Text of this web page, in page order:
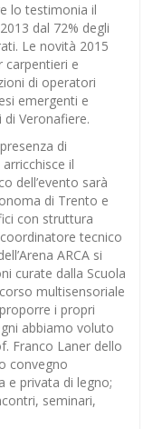
lo testimonia il
dal 72% degli
Le novità 2015
carpentieri e
di operatori
emergenti e
di Veronafiere.
di
il
dell’evento sarà
di Trento e
con struttura
tecnico
ARCA si
curate dalla Scuola
multisensoriale
i propri
abbiamo voluto
Franco Laner dello
convegno
e privata di legno;
seminari,